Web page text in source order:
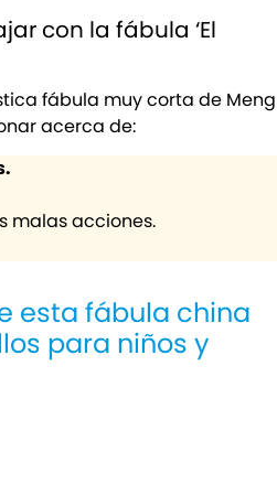
con la fábula ‘El
fábula muy corta de Meng
acerca de:
malas acciones.
esta fábula china
para niños y